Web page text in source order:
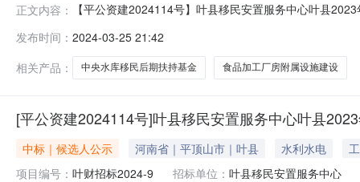
正文内容：
【平公资建2024114号】叶县移民安置服务中心叶县
项目3、招标方式：公开招标4、招标公告发布日期：
发布时间： 2024-03-25 21:42
相关产品：
中央水库移民后期扶持基金 食品加工厂房附属设施建设
[平公资建2024114号]叶县移民安置服务中心叶县
中标｜候选人公示 河南省｜平顶山市｜叶县 水利水电
项目编号： 叶财招标2024-9 招标单位： 叶县移民安置服务中心